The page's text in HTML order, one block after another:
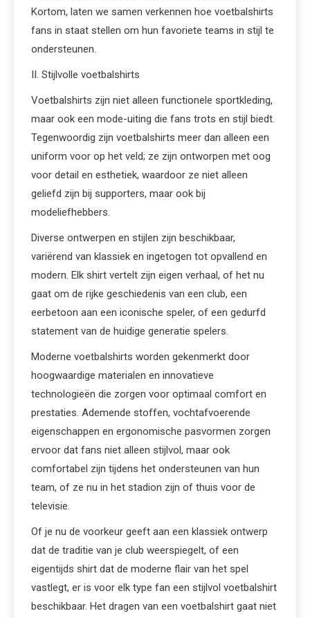
Kortom, laten we samen verkennen hoe voetbalshirts
fans in staat stellen om hun favoriete teams in stijl te
ondersteunen.
II. Stijlvolle voetbalshirts
Voetbalshirts zijn niet alleen functionele sportkleding,
maar ook een mode-uiting die fans trots en stijl biedt.
Tegenwoordig zijn voetbalshirts meer dan alleen een
uniform voor op het veld; ze zijn ontworpen met oog
voor detail en esthetiek, waardoor ze niet alleen
geliefd zijn bij supporters, maar ook bij
modeliefhebbers.
Diverse ontwerpen en stijlen zijn beschikbaar,
variërend van klassiek en ingetogen tot opvallend en
modern. Elk shirt vertelt zijn eigen verhaal, of het nu
gaat om de rijke geschiedenis van een club, een
eerbetoon aan een iconische speler, of een gedurfd
statement van de huidige generatie spelers.
Moderne voetbalshirts worden gekenmerkt door
hoogwaardige materialen en innovatieve
technologieën die zorgen voor optimaal comfort en
prestaties. Ademende stoffen, vochtafvoerende
eigenschappen en ergonomische pasvormen zorgen
ervoor dat fans niet alleen stijlvol, maar ook
comfortabel zijn tijdens het ondersteunen van hun
team, of ze nu in het stadion zijn of thuis voor de
televisie.
Of je nu de voorkeur geeft aan een klassiek ontwerp
dat de traditie van je club weerspiegelt, of een
eigentijds shirt dat de moderne flair van het spel
vastlegt, er is voor elk type fan een stijlvol voetbalshirt
beschikbaar. Het dragen van een voetbalshirt gaat niet